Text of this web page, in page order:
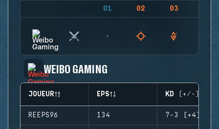
01 02 03
WEIBO GAMING
JOUEUR EPS KD (+/-)
REEPS96 134 7-3 (+4)